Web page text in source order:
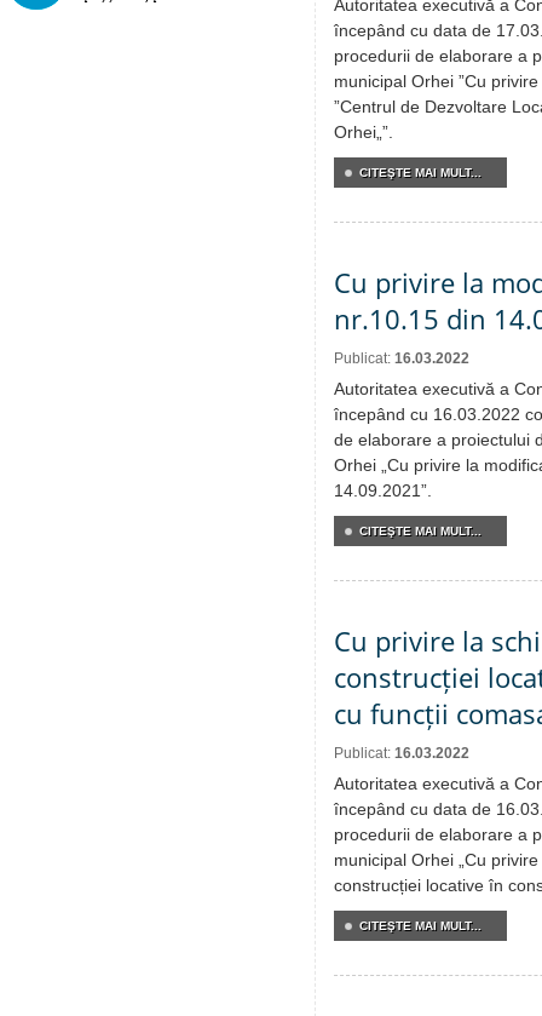
Autoritatea executivă a
începând cu data de
procedurii de elaborare a
municipal Orhei ”Cu
”Centrul de Dezvoltare
Orhei„”.
CITEŞTE MAI MULT...
Cu privire la
nr.10.15 din
Publicat: 16.03.2022
Autoritatea executivă a
începând cu 16.03.2022
de elaborare a proiectului
Orhei „Cu privire la
14.09.2021”.
CITEŞTE MAI MULT...
Cu privire la
construcției
cu funcții
Publicat: 16.03.2022
Autoritatea executivă a
începând cu data de
procedurii de elaborare a
municipal Orhei „Cu
construcției locative în
CITEŞTE MAI MULT...